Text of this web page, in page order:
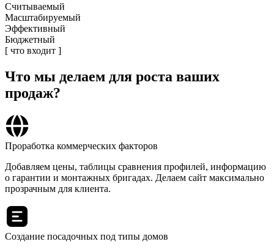
Считываемый
Масштабируемый
Эффективный
Бюджетный
[ что входит ]
Что мы делаем для роста ваших
продаж?
Проработка коммерческих факторов
Добавляем цены, таблицы сравнения профилей, информацию
о гарантии и монтажных бригадах. Делаем сайт максимально
прозрачным для клиента.
Создание посадочных под типы домов